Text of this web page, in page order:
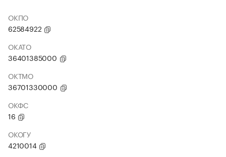
ОКПО
62584922
ОКАТО
36401385000
ОКТМО
36701330000
ОКФС
16
ОКОГУ
4210014